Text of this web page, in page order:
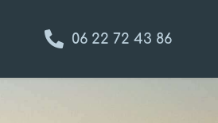
06 22 72 43 86